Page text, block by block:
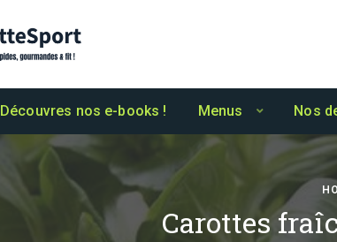
Découvres nos e-books ! Menus Nos
Carottes